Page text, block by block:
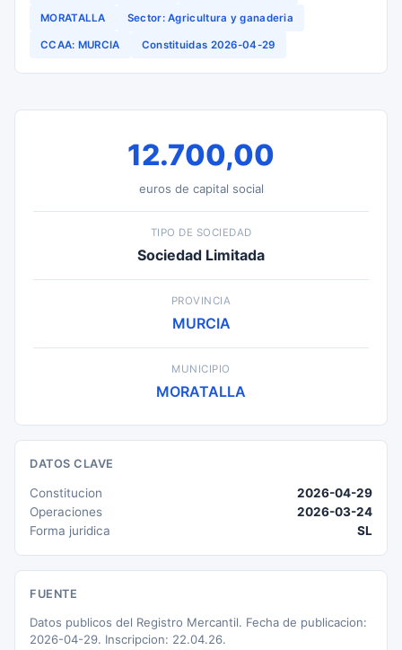
MORATALLA Sector: Agricultura y ganaderia
CCAA: MURCIA Constituidas 2026-04-29
12.700,00
euros de capital social
TIPO DE SOCIEDAD
Sociedad Limitada
PROVINCIA
MURCIA
MUNICIPIO
MORATALLA
DATOS CLAVE
Constitucion
2026-04-29
Operaciones
2026-03-24
Forma juridica
SL
FUENTE
Datos publicos del Registro Mercantil. Fecha de publicacion:
2026-04-29. Inscripcion: 22.04.26.